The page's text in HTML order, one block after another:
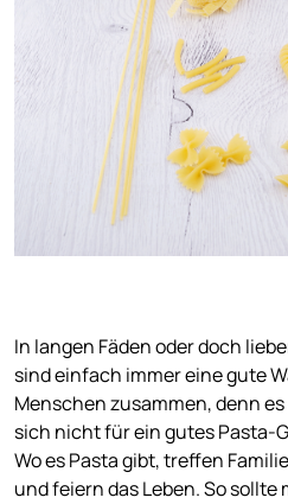
In langen Fäden oder doch
sind einfach immer eine gute
Menschen zusammen, denn
sich nicht für ein gutes Pasta-
Wo es Pasta gibt, treffen
und feiern das Leben. So sollte